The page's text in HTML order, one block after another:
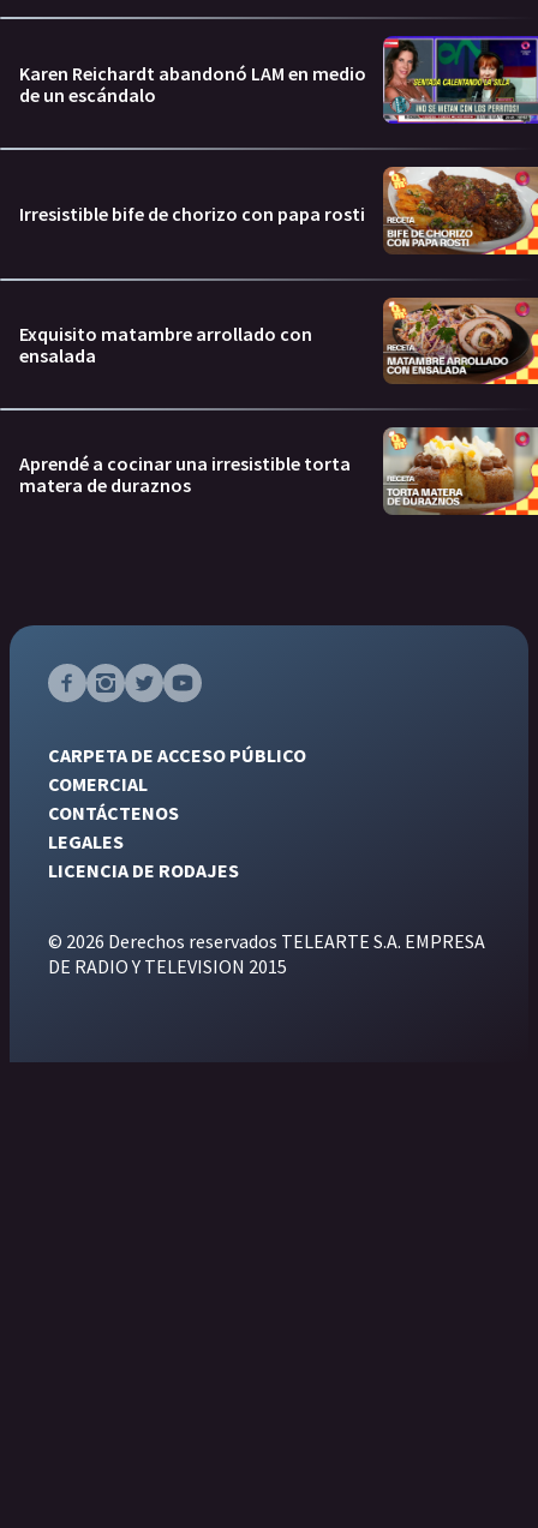
Karen Reichardt abandonó LAM en medio
de un escándalo
Irresistible bife de chorizo con papa rosti
Exquisito matambre arrollado con
ensalada
Aprendé a cocinar una irresistible torta
matera de duraznos
CARPETA DE ACCESO PÚBLICO
COMERCIAL
CONTÁCTENOS
LEGALES
LICENCIA DE RODAJES
© 2026 Derechos reservados TELEARTE S.A. EMPRESA
DE RADIO Y TELEVISION 2015